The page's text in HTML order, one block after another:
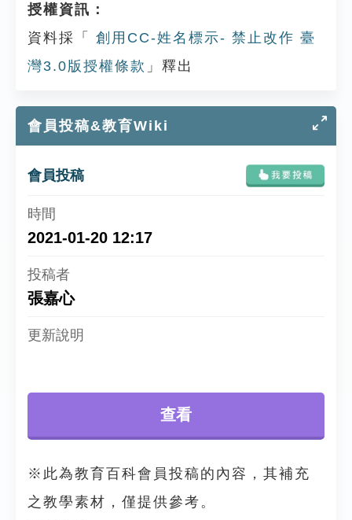
授權資訊：
資料採「
創用CC-姓名標示- 禁止改作 臺
灣3.0版授權條款 」釋出
會員投稿&教育Wiki
會員投稿
2021-01-20 12:17
查看
張嘉心
※此為教育百科會員投稿的內容，其補充
之教學素材，僅提供參考。